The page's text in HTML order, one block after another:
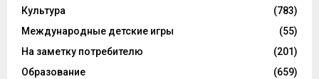
Культура
(783)
Международные детские игры
(55)
На заметку потребителю
(201)
Образование
(659)